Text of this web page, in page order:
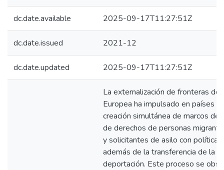
dc.date.available 2025-09-17T11:27:51Z
dc.date.issued 2021-12
dc.date.updated 2025-09-17T11:27:51Z
La externalización de fronteras de
Europea ha impulsado en países
creación simultánea de marcos de
de derechos de personas
y solicitantes de asilo con
además de la transferencia de la
deportación. Este proceso se